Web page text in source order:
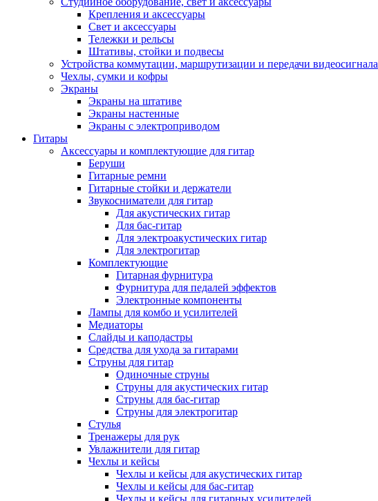
Крепления и аксессуары
Свет и аксессуары
Тележки и рельсы
Штативы, стойки и подвесы
Устройства коммутации, маршрутизации и передачи видеосигнала
Чехлы, сумки и кофры
Экраны
Экраны на штативе
Экраны настенные
Экраны с электроприводом
Гитары
Аксессуары и комплектующие для гитар
Беруши
Гитарные ремни
Гитарные стойки и держатели
Звукосниматели для гитар
Для акустических гитар
Для бас-гитар
Для электроакустических гитар
Для электрогитар
Комплектующие
Гитарная фурнитура
Фурнитура для педалей эффектов
Электронные компоненты
Лампы для комбо и усилителей
Медиаторы
Слайды и каподастры
Средства для ухода за гитарами
Струны для гитар
Одиночные струны
Струны для акустических гитар
Струны для бас-гитар
Струны для электрогитар
Стулья
Тренажеры для рук
Увлажнители для гитар
Чехлы и кейсы
Чехлы и кейсы для акустических гитар
Чехлы и кейсы для бас-гитар
Чехлы и кейсы для гитарных усилителей